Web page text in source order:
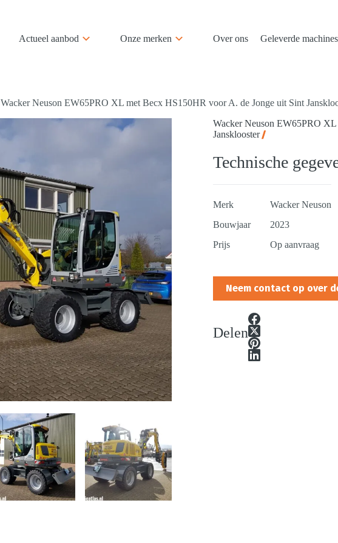
Actueel aanbod Onze merken Over ons Geleverde machines
Wacker Neuson EW65PRO XL met Becx HS150HR voor A. de Jonge uit Sint
Wacker Neuson EW65PRO
Jansklooster
Technische
Merk
Wacker Neuson
Bouwjaar
2023
Prijs
Op aanvraag
Neem contact op over
Delen